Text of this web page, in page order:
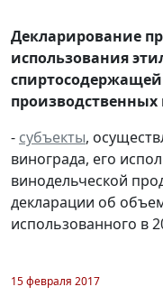
Декларирование
использования
- субъекты,
винограда, его
винодельческой
декларации об
использованного в
15 февраля 2017